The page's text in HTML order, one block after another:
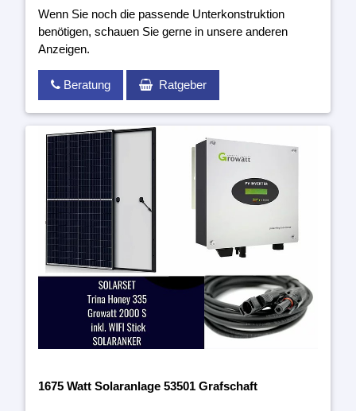
Wenn Sie noch die passende Unterkonstruktion
benötigen, schauen Sie gerne in unsere anderen
Anzeigen.
Beratung Ratgeber
1675 Watt Solaranlage 53501 Grafschaft